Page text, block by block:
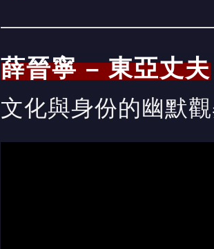
薛晉寧 – 東亞丈夫
文化與身份的幽默